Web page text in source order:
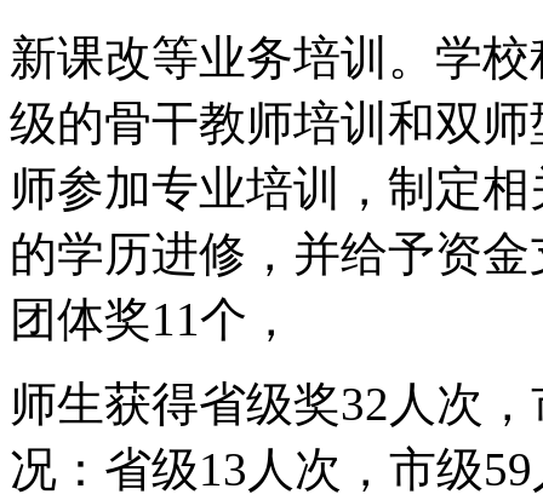
新课改等业务培训。学
级的骨干教师培训和双
师参加专业培训，制定
的学历进修，并给予资
团体奖11个，
师生获得省级奖32人次
况：省级13人次，市级